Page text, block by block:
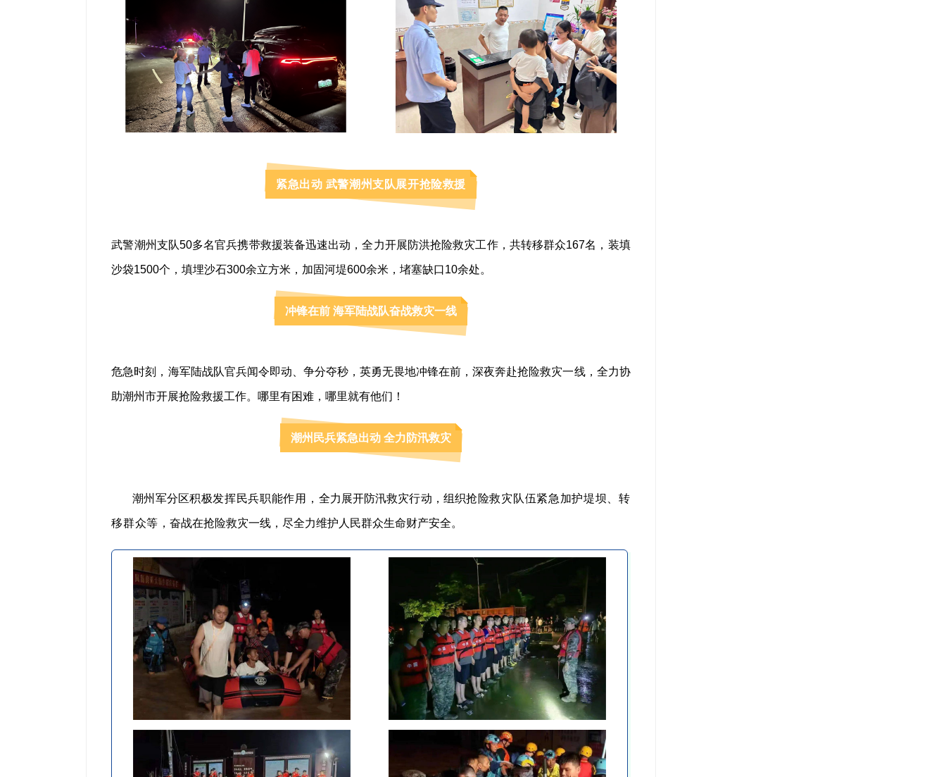
紧急出动 武警潮州支队展开抢险救援
武警潮州支队50多名官兵携带救援装备迅速出动，全力开展防洪抢险救灾工作，共转移群众167名，装填
沙袋1500个，填埋沙石300余立方米，加固河堤600余米，堵塞缺口10余处。
冲锋在前 海军陆战队奋战救灾一线
危急时刻，海军陆战队官兵闻令即动、争分夺秒，英勇无畏地冲锋在前，深夜奔赴抢险救灾一线，全力协
助潮州市开展抢险救援工作。哪里有困难，哪里就有他们！
潮州民兵紧急出动 全力防汛救灾
潮州军分区积极发挥民兵职能作用， 全力展开防汛救灾行动，组织抢险救灾队伍紧急加护堤坝、转
移群众等，奋战在抢险救灾一线，尽全力维护人民群众生命财产安全。